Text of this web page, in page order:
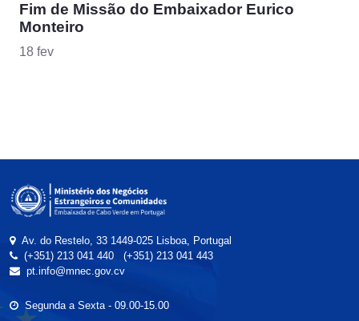
Fim de Missão do Embaixador Eurico
Monteiro
18 fev
Av. do Restelo, 33 1449-025 Lisboa, Portugal
(+351) 213 041 440
(+351) 213 041 443
pt.info@mnec.gov.cv
Segunda a Sexta - 09.00-15.00